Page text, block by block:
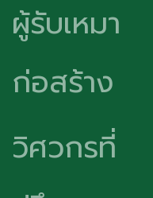
ผู้รับเหมา
ก่อสร้าง
วิศวกรที่